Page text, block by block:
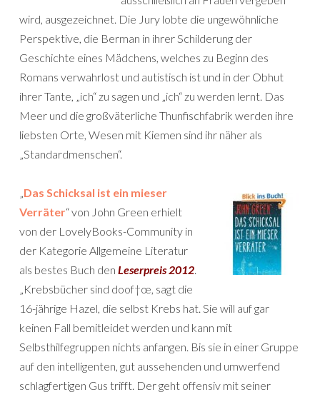
wird, ausgezeichnet. Die Jury lobte die ungewöhnliche
Perspektive, die Berman in ihrer Schilderung der
Geschichte eines Mädchens, welches zu Beginn des
Romans verwahrlost und autistisch ist und in der Obhut
ihrer Tante, „ich“ zu sagen und „ich“ zu werden lernt. Das
Meer und die großväterliche Thunfischfabrik werden ihre
liebsten Orte, Wesen mit Kiemen sind ihr näher als
„Standardmenschen“.
„Das Schicksal ist ein mieser
Verräter“ von John Green erhielt
von der LovelyBooks-Community in
der Kategorie Allgemeine Literatur
als bestes Buch den Leserpreis 2012.
„Krebsbücher sind doof†œ, sagt die
16-jährige Hazel, die selbst Krebs hat. Sie will auf gar
keinen Fall bemitleidet werden und kann mit
Selbsthilfegruppen nichts anfangen. Bis sie in einer Gruppe
auf den intelligenten, gut aussehenden und umwerfend
schlagfertigen Gus trifft. Der geht offensiv mit seiner